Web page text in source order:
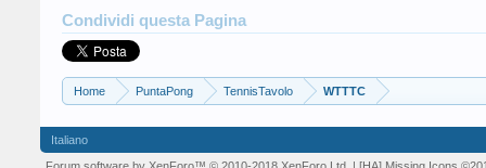
Condividi questa Pagina
Home PuntaPong TennisTavolo WTTTC
Italiano